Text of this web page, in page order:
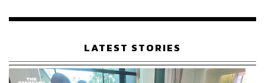
เรือนไทยที่ถูกซุกไว้
LATEST STORIES